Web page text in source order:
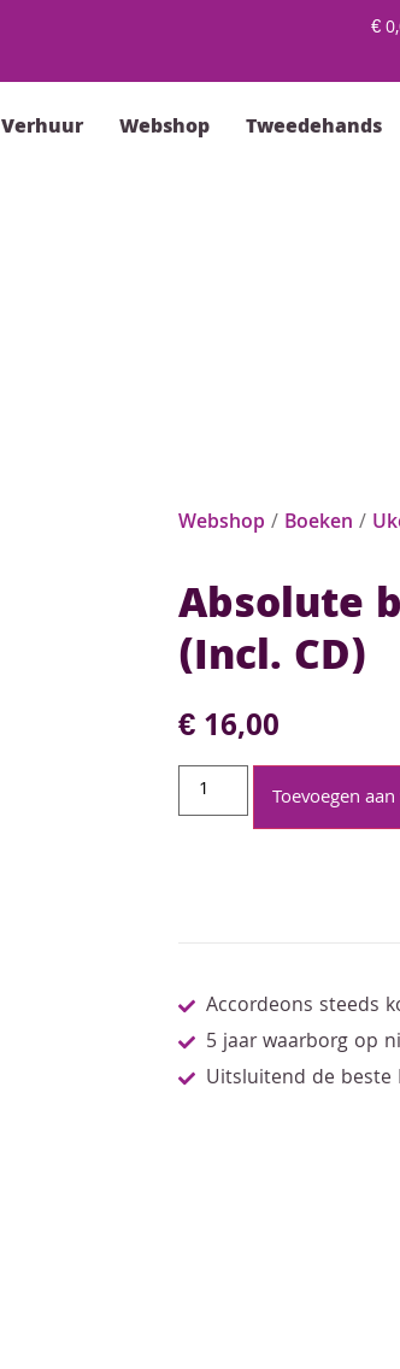
€
Verhuur Webshop Tweedehands
Webshop / Boeken /
Absolute
(Incl. CD)
€16,00
Toevoegen
Accordeons steeds
5 jaar waarborg op
Uitsluitend de beste